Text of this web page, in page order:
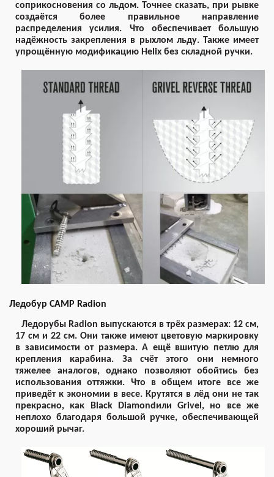
соприкосновения со льдом. Точнее сказать, при рывке
создаётся более правильное направление
распределения усилия. Что обеспечивает большую
надёжность закрепления в рыхлом льду. Также имеет
упрощённую модификацию Helix без складной ручки.
Ледобур CAMP Radion
Ледорубы Radion выпускаются в трёх размерах: 12 см,
17 см и 22 см. Они также имеют цветовую маркировку
в зависимости от размера. А ещё вшитую петлю для
крепления карабина. За счёт этого они немного
тяжелее аналогов, однако позволяют обойтись без
использования оттяжки. Что в общем итоге все же
приведёт к экономии в весе. Крутятся в лёд они не так
прекрасно, как Black Diamondили Grivel, но все же
неплохо благодаря большой ручке, обеспечивающей
хороший рычаг.